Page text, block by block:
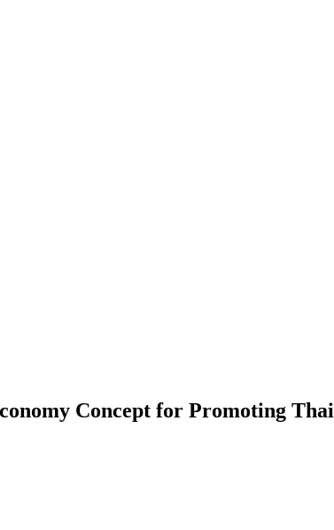
Concept for Promoting